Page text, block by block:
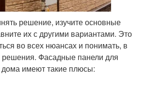
решение, изучите основные
их с другими вариантами. Это
во всех нюансах и понимать, в
решения. Фасадные панели для
дома имеют такие плюсы: